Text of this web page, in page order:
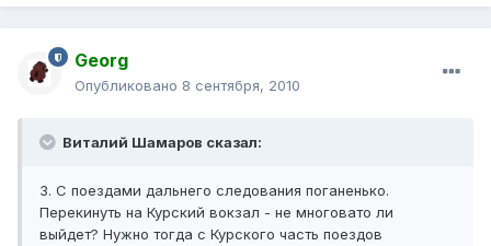
Georg
Опубликовано 8 сентября, 2010
Виталий Шамаров сказал:
3. С поездами дальнего следования поганенько.
Перекинуть на Курский вокзал - не многовато ли
выйдет? Нужно тогда с Курского часть поездов